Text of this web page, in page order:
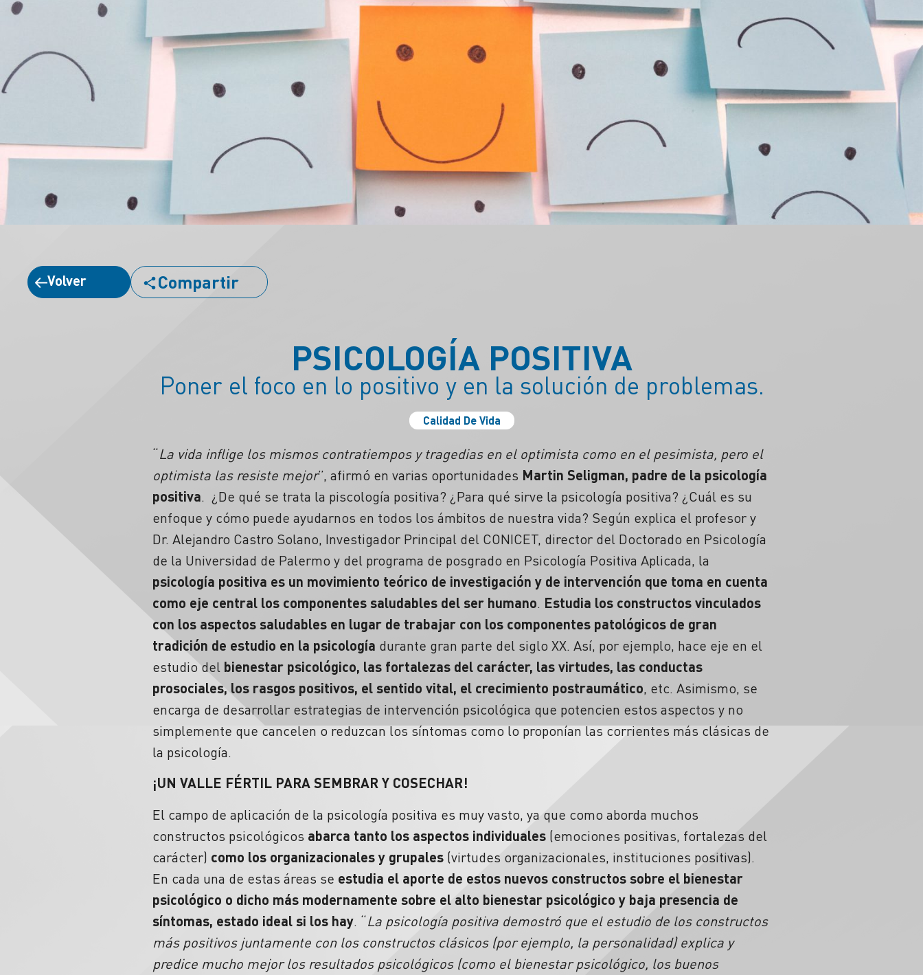
Volver Compartir
PSICOLOGÍA POSITIVA
Poner el foco en lo positivo y en la solución de problemas.
Calidad De Vida
“La vida inflige los mismos contratiempos y tragedias en el optimista como en el pesimista, pero el
optimista las resiste mejor”, afirmó en varias oportunidades Martin Seligman, padre de la psicología
positiva. ¿De qué se trata la piscología positiva? ¿Para qué sirve la psicología positiva? ¿Cuál es su
enfoque y cómo puede ayudarnos en todos los ámbitos de nuestra vida? Según explica el profesor y
Dr. Alejandro Castro Solano, Investigador Principal del CONICET, director del Doctorado en Psicología
de la Universidad de Palermo y del programa de posgrado en Psicología Positiva Aplicada, la
psicología positiva es un movimiento teórico de investigación y de intervención que toma en cuenta
como eje central los componentes saludables del ser humano. Estudia los constructos vinculados
con los aspectos saludables en lugar de trabajar con los componentes patológicos de gran
tradición de estudio en la psicología durante gran parte del siglo XX. Así, por ejemplo, hace eje en el
estudio del bienestar psicológico, las fortalezas del carácter, las virtudes, las conductas
prosociales, los rasgos positivos, el sentido vital, el crecimiento postraumático, etc. Asimismo, se
encarga de desarrollar estrategias de intervención psicológica que potencien estos aspectos y no
simplemente que cancelen o reduzcan los síntomas como lo proponían las corrientes más clásicas de
la psicología.
¡UN VALLE FÉRTIL PARA SEMBRAR Y COSECHAR!
El campo de aplicación de la psicología positiva es muy vasto, ya que como aborda muchos
constructos psicológicos abarca tanto los aspectos individuales (emociones positivas, fortalezas del
carácter) como los organizacionales y grupales (virtudes organizacionales, instituciones positivas).
En cada una de estas áreas se estudia el aporte de estos nuevos constructos sobre el bienestar
psicológico o dicho más modernamente sobre el alto bienestar psicológico y baja presencia de
síntomas, estado ideal si los hay. “La psicología positiva demostró que el estudio de los constructos
más positivos juntamente con los constructos clásicos (por ejemplo, la personalidad) explica y
predice mucho mejor los resultados psicológicos (como el bienestar psicológico, los buenos